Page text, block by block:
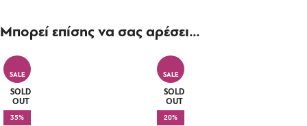
Μπορεί επίσης να σας αρέσει…
SALE
SOLD
OUT
35%
SALE
SOLD
OUT
20%